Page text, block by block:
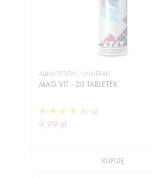
ALLNUTRITION / MINERAŁY
MAG-VIT - 20 TABLETEK
62
9,99 zł
KUPUJĘ